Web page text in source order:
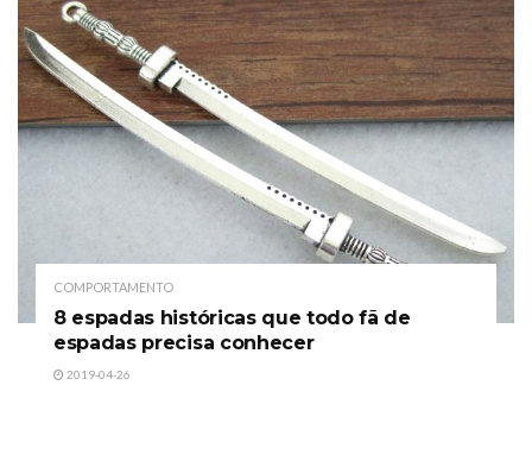
COMPORTAMENTO
8 espadas históricas que todo fã de
espadas precisa conhecer
2019-04-26